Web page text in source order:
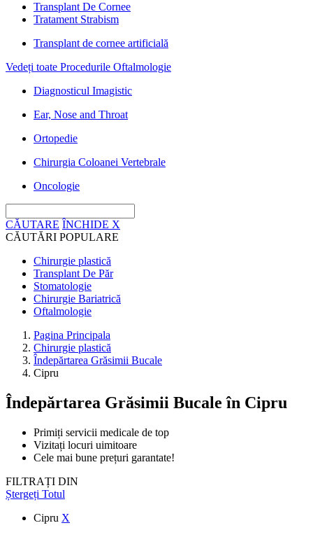
Transplant De Cornee
Tratament Strabism
Transplant de cornee artificială
Vedeți toate Procedurile Oftalmologie
Diagnosticul Imagistic
Ear, Nose and Throat
Ortopedie
Chirurgia Coloanei Vertebrale
Oncologie
CĂUTARE ÎNCHIDE X
CĂUTĂRI POPULARE
Chirurgie plastică
Transplant De Păr
Stomatologie
Chirurgie Bariatrică
Oftalmologie
Pagina Principala
Chirurgie plastică
Îndepărtarea Grăsimii Bucale
Cipru
Îndepărtarea Grăsimii Bucaleîn Cipru
Primiți servicii medicale de top
Vizitați locuri uimitoare
Cele mai bune prețuri garantate!
FILTRAȚI DIN
Ștergeți Totul
Cipru X